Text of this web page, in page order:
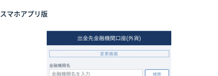
スマホアプリ版